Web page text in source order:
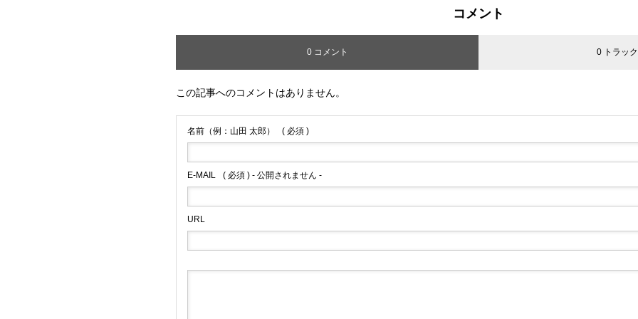
コメント
0 コメント 0 トラッ
この記事へのコメントはありません。
名前（例：山田 太郎） ( 必須 )
E-MAIL ( 必須 ) - 公開されません -
URL